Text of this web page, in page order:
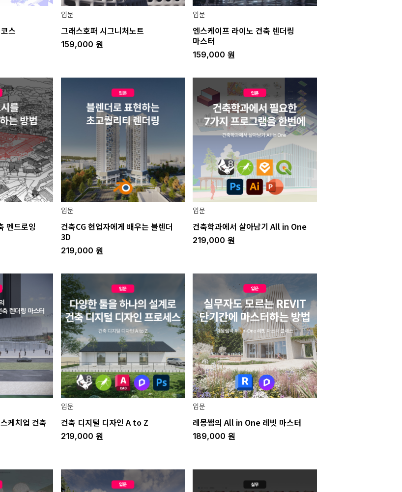
스
입문
그래스호퍼 시그니처노트
159,000 원
입문
엔스케이프 라이노 건축 렌더링
마스터
159,000 원
펜드로잉
입문
건축CG 현업자에게 배우는 블렌더
3D
219,000 원
입문
건축학과에서 살아남기 All in One
219,000 원
케치업 건축
입문
건축 디지털 디자인 A to Z
219,000 원
입문
레몽쌤의 All in One 레빗 마스터
189,000 원